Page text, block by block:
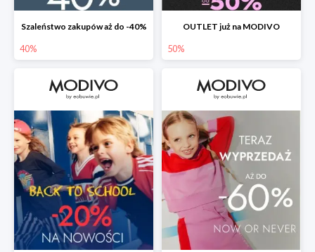
Szaleństwo zakupów aż do -40%
40%
OUTLET już na MODIVO
50%